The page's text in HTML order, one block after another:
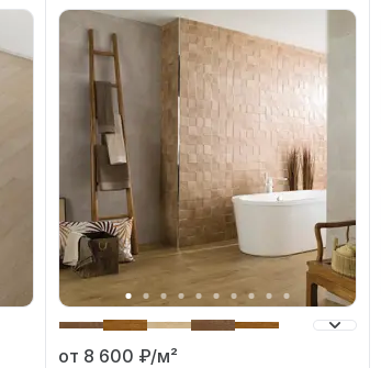
от 8 600 ₽/м²